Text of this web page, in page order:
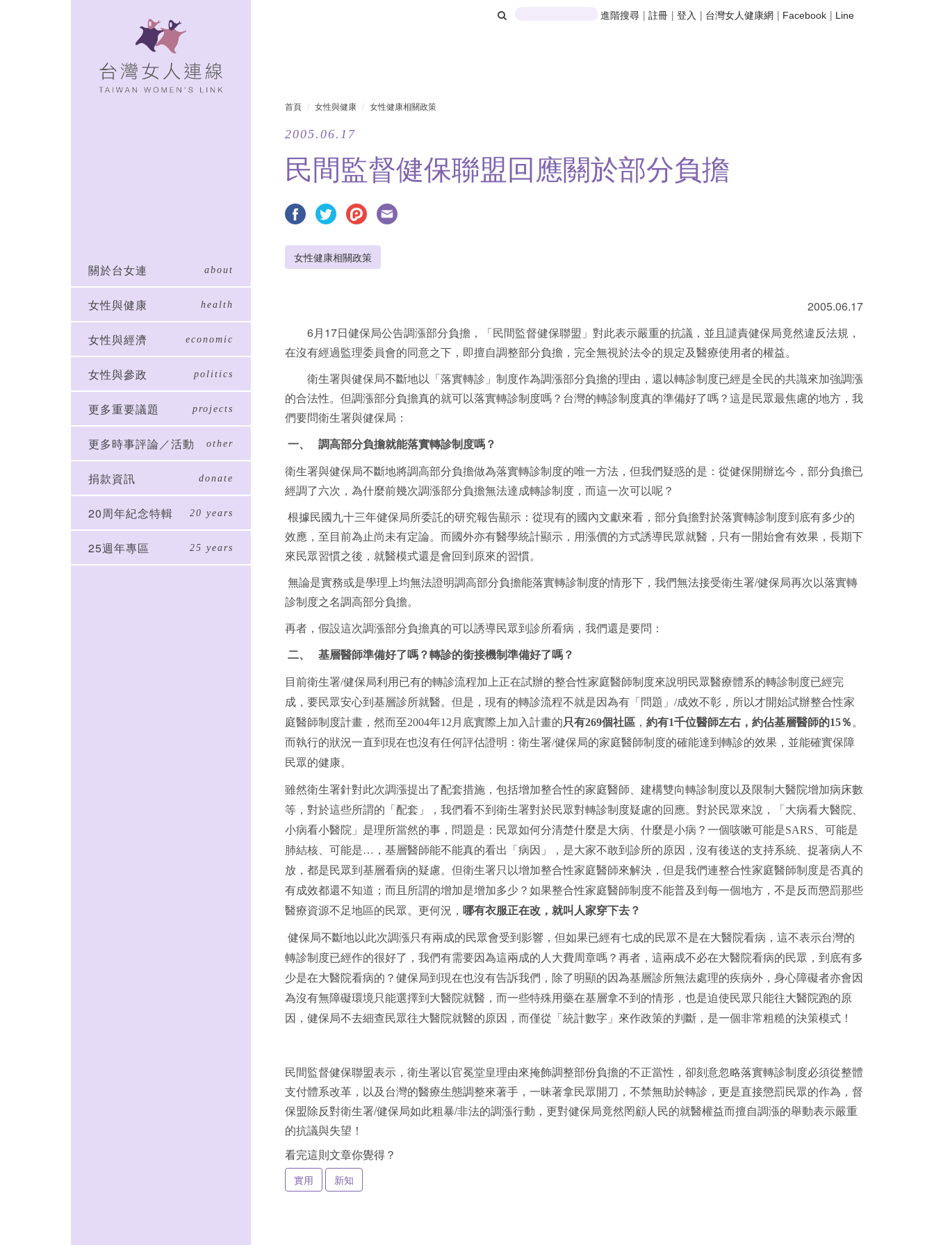
進階搜尋 | 註冊 | 登入 | 台灣女人健康網 | Facebook | Line
關於台女連 about
女性與健康 health
女性與經濟 economic
女性與參政 politics
更多重要議題 projects
更多時事評論／活動 other
捐款資訊 donate
20周年紀念特輯 20 years
25週年專區 25 years
首頁 女性與健康 女性健康相關政策
2005.06.17
民間監督健保聯盟回應關於部分負擔
女性健康相關政策
2005.06.17
6月17日健保局公告調漲部分負擔，「民間監督健保聯盟」對此表示嚴重的抗議，並且譴責健保局竟然違反法規，
在沒有經過監理委員會的同意之下，即擅自調整部分負擔，完全無視於法令的規定及醫療使用者的權益。
衛生署與健保局不斷地以「落實轉診」制度作為調漲部分負擔的理由，還以轉診制度已經是全民的共識來加強調漲
的合法性。但調漲部分負擔真的就可以落實轉診制度嗎？台灣的轉診制度真的準備好了嗎？這是民眾最焦慮的地方，我
們要問衛生署與健保局：
一、
調高部分負擔就能落實轉診制度嗎？
衛生署與健保局不斷地將調高部分負擔做為落實轉診制度的唯一方法，但我們疑惑的是：從健保開辦迄今，部分負擔已
經調了六次，為什麼前幾次調漲部分負擔無法達成轉診制度，而這一次可以呢？
根據民國九十三年健保局所委託的研究報告顯示：從現有的國內文獻來看，部分負擔對於落實轉診制度到底有多少的
效應，至目前為止尚未有定論。而國外亦有醫學統計顯示，用漲價的方式誘導民眾就醫，只有一開始會有效果，長期下
來民眾習慣之後，就醫模式還是會回到原來的習慣。
無論是實務或是學理上均無法證明調高部分負擔能落實轉診制度的情形下，我們無法接受衛生署/健保局再次以落實轉
診制度之名調高部分負擔。
再者，假設這次調漲部分負擔真的可以誘導民眾到診所看病，我們還是要問：
二、 基層醫師準備好了嗎？轉診的銜接機制準備好了嗎？
目前衛生署/健保局利用已有的轉診流程加上正在試辦的整合性家庭醫師制度來說明民眾醫療體系的轉診制度已經完
成，要民眾安心到基層診所就醫。但是，現有的轉診流程不就是因為有「問題」 /成效不彰，所以才開始試辦整合性家
庭醫師制度計畫，然而至2004年12 月底實際上加入計畫的只有269個社區， 約有1千位醫師左右，約佔基層醫師的15％ 。
而執行的狀況一直到現在也沒有任何評估證明：衛生署/健保局的家庭醫師制度的確能達到轉診的效果，並能確實保障
民眾的健康。
雖然衛生署針對此次調漲提出了配套措施，包括增加整合性的家庭醫師、建構雙向轉診制度以及限制大醫院增加病床數
等，對於這些所謂的「配套」，我們看不到衛生署對於民眾對轉診制度疑慮的回應。對於民眾來說，「大病看大醫院、
小病看小醫院」是理所當然的事，問題是：民眾如何分清楚什麼是大病、什麼是小病？一個咳嗽可能是SARS 、可能是
肺結核、可能是… ，基層醫師能不能真的看出「病因」，是大家不敢到診所的原因，沒有後送的支持系統、捉著病人不
放，都是民眾到基層看病的疑慮。但衛生署只以增加整合性家庭醫師來解決，但是我們連整合性家庭醫師制度是否真的
有成效都還不知道；而且所謂的增加是增加多少？如果整合性家庭醫師制度不能普及到每一個地方，不是反而懲罰那些
醫療資源不足地區的民眾。更何況， 哪有衣服正在改，就叫人家穿下去？
健保局不斷地以此次調漲只有兩成的民眾會受到影響，但如果已經有七成的民眾不是在大醫院看病，這不表示台灣的
轉診制度已經作的很好了，我們有需要因為這兩成的人大費周章嗎？再者，這兩成不必在大醫院看病的民眾，到底有多
少是在大醫院看病的？健保局到現在也沒有告訴我們，除了明顯的因為基層診所無法處理的疾病外，身心障礙者亦會因
為沒有無障礙環境只能選擇到大醫院就醫，而一些特殊用藥在基層拿不到的情形，也是迫使民眾只能往大醫院跑的原
因，健保局不去細查民眾往大醫院就醫的原因，而僅從「統計數字」來作政策的判斷，是一個非常粗糙的決策模式！
民間監督健保聯盟表示，衛生署以官冕堂皇理由來掩飾調整部份負擔的不正當性，卻刻意忽略落實轉診制度必須從整體
支付體系改革，以及台灣的醫療生態調整來著手，一昧著拿民眾開刀，不禁無助於轉診，更是直接懲罰民眾的作為，督
保盟除反對衛生署/健保局如此粗暴/非法的調漲行動，更對健保局竟然罔顧人民的就醫權益而擅自調漲的舉動表示嚴重
的抗議與失望！
看完這則文章你覺得？
實用 新知